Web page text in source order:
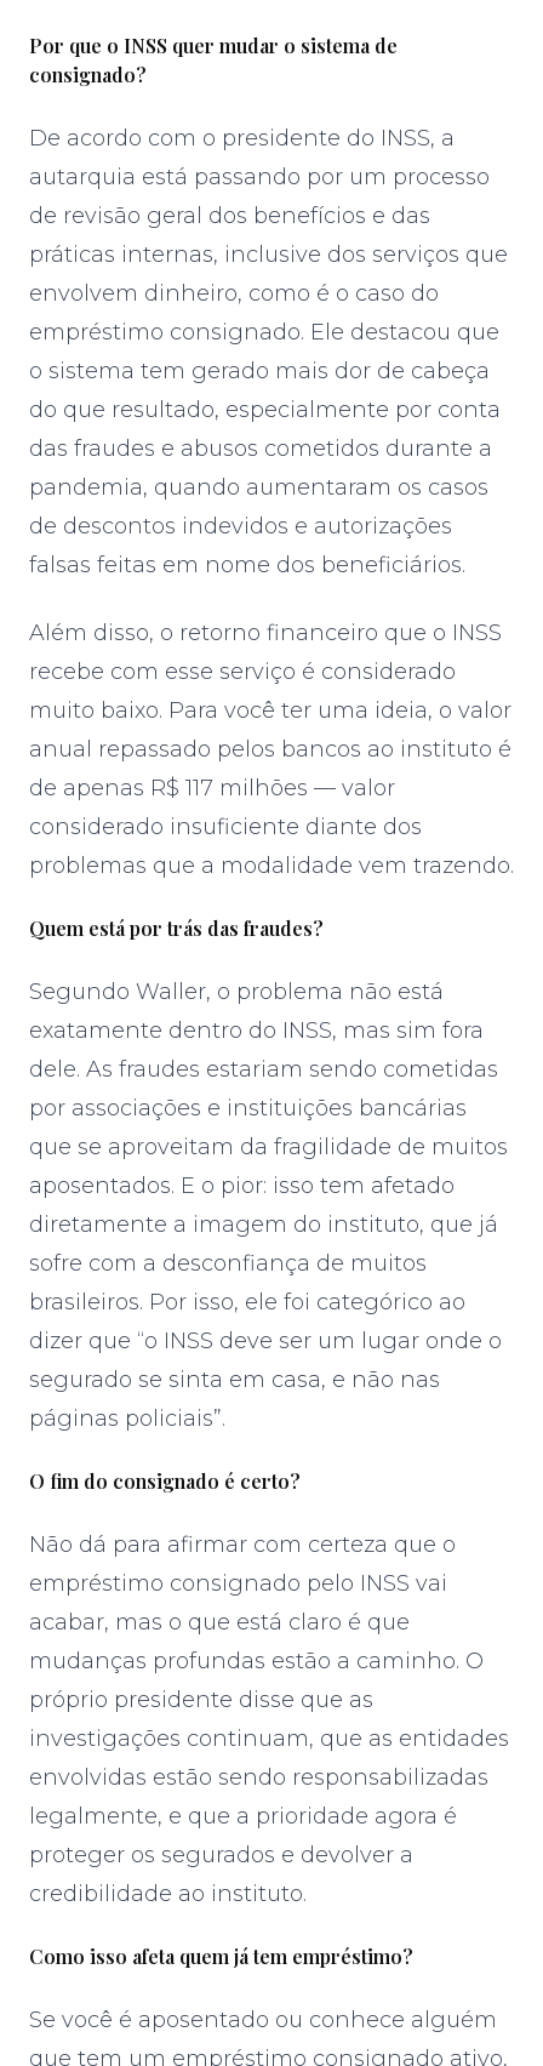
Por que o INSS quer mudar o sistema de
consignado?
De acordo com o presidente do INSS, a
autarquia está passando por um processo
de revisão geral dos benefícios e das
práticas internas, inclusive dos serviços que
envolvem dinheiro, como é o caso do
empréstimo consignado. Ele destacou que
o sistema tem gerado mais dor de cabeça
do que resultado, especialmente por conta
das fraudes e abusos cometidos durante a
pandemia, quando aumentaram os casos
de descontos indevidos e autorizações
falsas feitas em nome dos beneficiários.
Além disso, o retorno financeiro que o INSS
recebe com esse serviço é considerado
muito baixo. Para você ter uma ideia, o valor
anual repassado pelos bancos ao instituto é
de apenas R$ 117 milhões — valor
considerado insuficiente diante dos
problemas que a modalidade vem trazendo.
Quem está por trás das fraudes?
Segundo Waller, o problema não está
exatamente dentro do INSS, mas sim fora
dele. As fraudes estariam sendo cometidas
por associações e instituições bancárias
que se aproveitam da fragilidade de muitos
aposentados. E o pior: isso tem afetado
diretamente a imagem do instituto, que já
sofre com a desconfiança de muitos
brasileiros. Por isso, ele foi categórico ao
dizer que “o INSS deve ser um lugar onde o
segurado se sinta em casa, e não nas
páginas policiais”.
O fim do consignado é certo?
Não dá para afirmar com certeza que o
empréstimo consignado pelo INSS vai
acabar, mas o que está claro é que
mudanças profundas estão a caminho. O
próprio presidente disse que as
investigações continuam, que as entidades
envolvidas estão sendo responsabilizadas
legalmente, e que a prioridade agora é
proteger os segurados e devolver a
credibilidade ao instituto.
Como isso afeta quem já tem empréstimo?
Se você é aposentado ou conhece alguém
que tem um empréstimo consignado ativo,